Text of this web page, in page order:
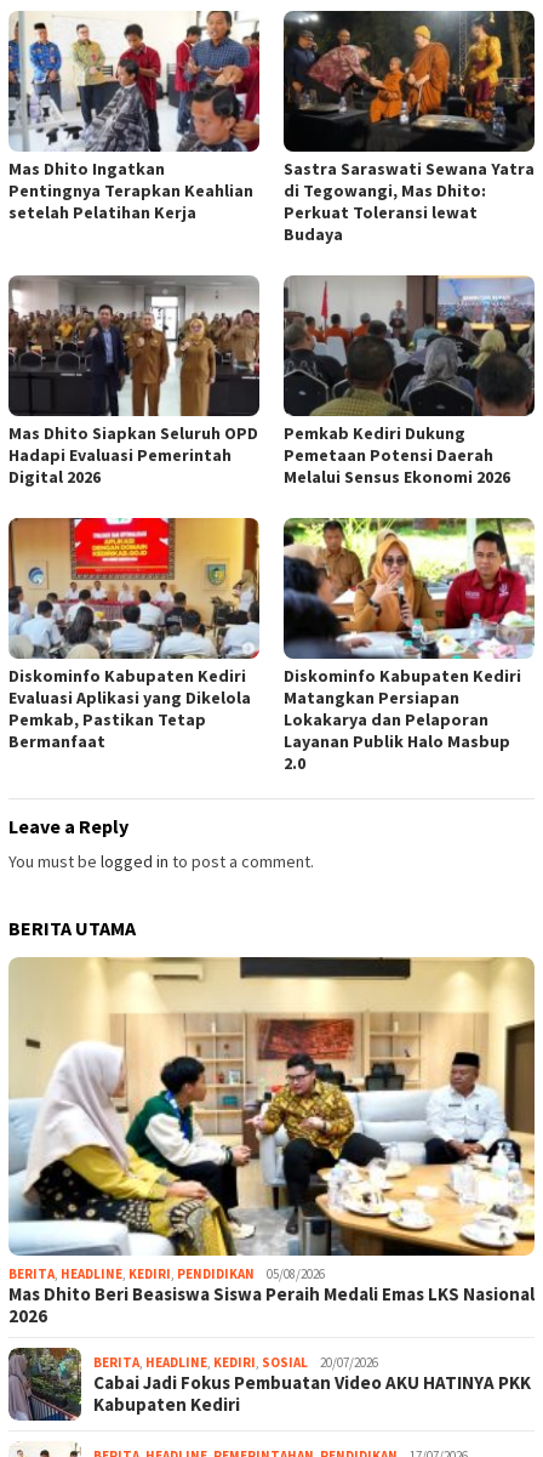
Mas Dhito Ingatkan
Pentingnya Terapkan Keahlian
setelah Pelatihan Kerja
Sastra Saraswati Sewana Yatra
di Tegowangi, Mas Dhito:
Perkuat Toleransi lewat
Budaya
Mas Dhito Siapkan Seluruh OPD
Hadapi Evaluasi Pemerintah
Digital 2026
Pemkab Kediri Dukung
Pemetaan Potensi Daerah
Melalui Sensus Ekonomi 2026
Diskominfo Kabupaten Kediri
Evaluasi Aplikasi yang Dikelola
Pemkab, Pastikan Tetap
Bermanfaat
Diskominfo Kabupaten Kediri
Matangkan Persiapan
Lokakarya dan Pelaporan
Layanan Publik Halo Masbup
2.0
Leave a Reply
You must be logged in to post a comment.
BERITA UTAMA
BERITA, HEADLINE, KEDIRI, PENDIDIKAN 05/08/2026
Mas Dhito Beri Beasiswa Siswa Peraih Medali Emas LKS Nasional
2026
BERITA, HEADLINE, KEDIRI, SOSIAL 20/07/2026
Cabai Jadi Fokus Pembuatan Video AKU HATINYA PKK
Kabupaten Kediri